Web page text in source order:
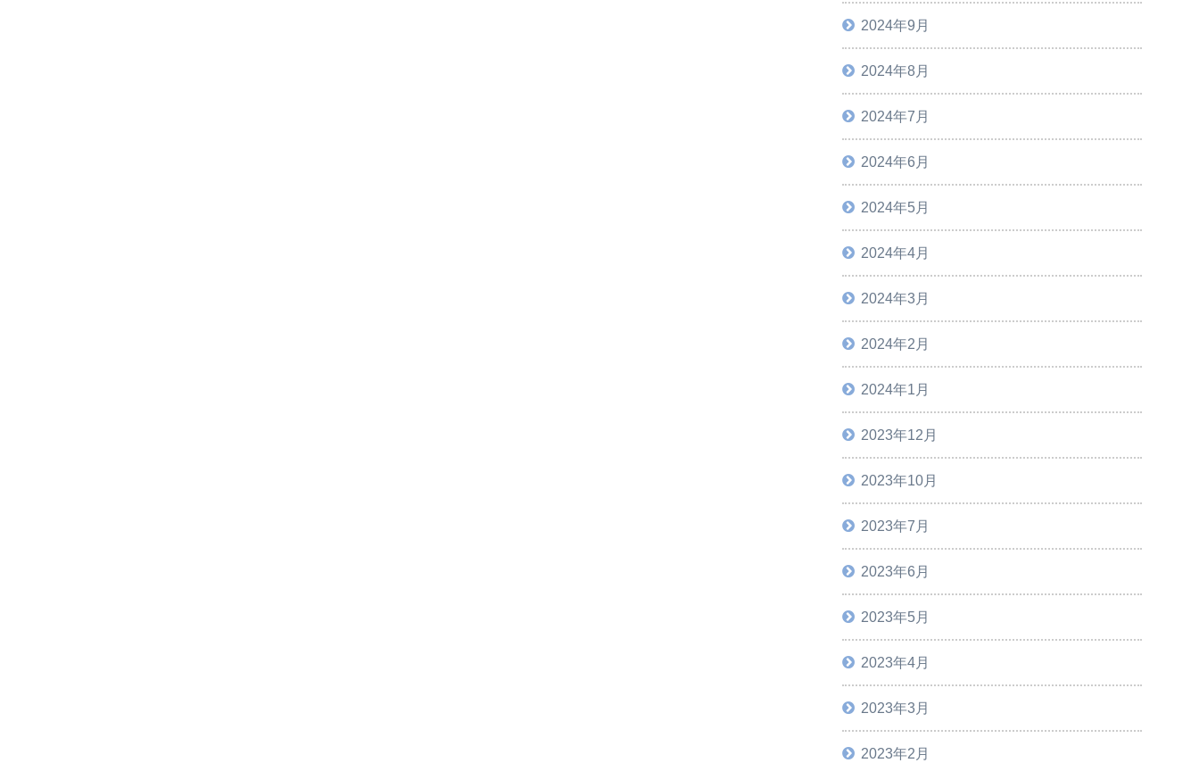
2024年9月
2024年8月
2024年7月
2024年6月
2024年5月
2024年4月
2024年3月
2024年2月
2024年1月
2023年12月
2023年10月
2023年7月
2023年6月
2023年5月
2023年4月
2023年3月
2023年2月